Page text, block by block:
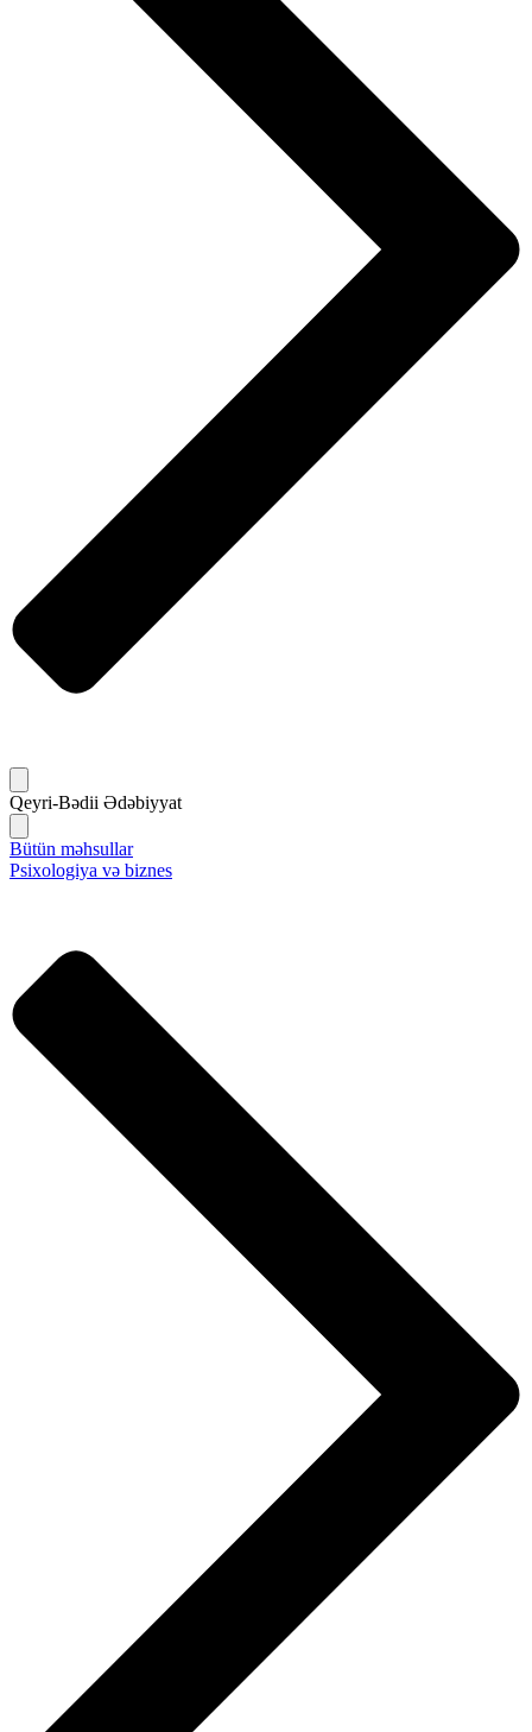
Qeyri-Bədii Ədəbiyyat
Bütün məhsullar
Psixologiya və biznes